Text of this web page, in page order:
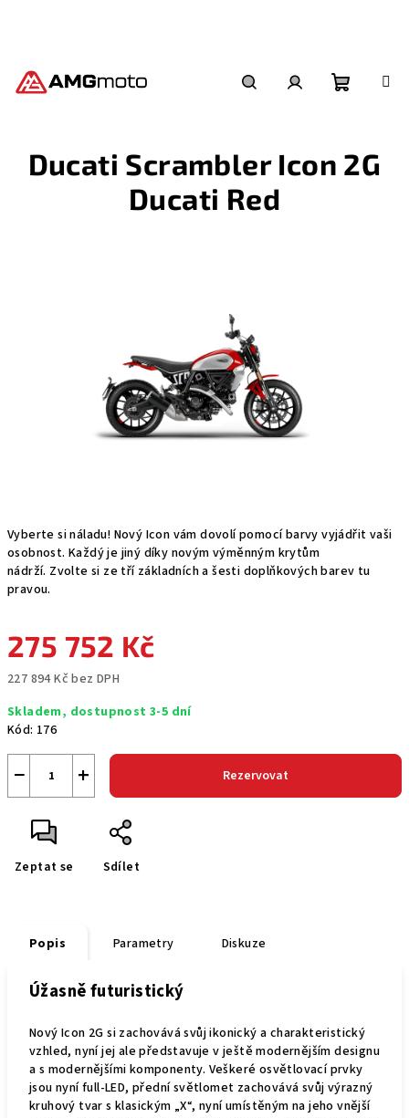
košík
Vyberte si náladu! Nový Icon vám dovolí pomocí barvy vyjádřit vaši
osobnost. Každý je jiný díky novým výměnným krytům
nádrží. Zvolte si ze tří základních a šesti doplňkových barev tu
pravou.
275 752 Kč
227 894 Kč bez DPH
cena:
Skladem, dostupnost 3-5 dní
Kód: 176
+
− Rezervovat
Zeptat se Sdílet
Ducati Scrambler Icon 2G
Ducati Red
Popis Parametry Diskuze
Úžasně futuristický
Nový Icon 2G si zachovává svůj ikonický a charakteristický
vzhled, nyní jej ale představuje v ještě modernějším designu
a s modernějšími komponenty. Veškeré osvětlovací prvky
jsou nyní full-LED, přední světlomet zachovává svůj výrazný
kruhový tvar s klasickým „X“, nyní umístěným na jeho vnější